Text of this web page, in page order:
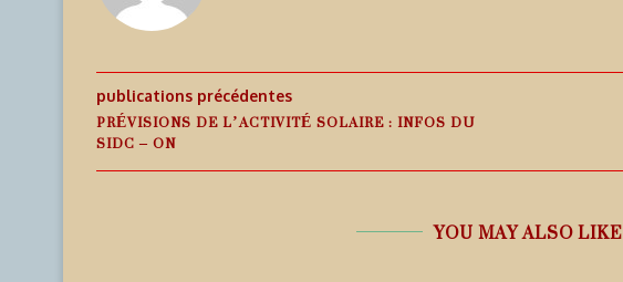
publications précédentes
PRÉVISIONS DE L’ACTIVITÉ SOLAIRE : INFOS DU
SIDC – ON
YOU MAY ALSO LIKE